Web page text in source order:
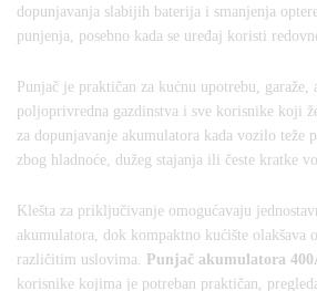
dopunjavanja slabijih baterija i smanjenja
punjenja, posebno kada se uređaj koristi
Punjač je praktičan za kućnu upotrebu, garaže,
poljoprivredna gazdinstva i sve korisnike koji
za dopunjavanje akumulatora kada vozilo teže
zbog hladnoće, dužeg stajanja ili česte kratke
Klešta za priključivanje omogućavaju
akumulatora, dok kompaktno kućište olakšava
različitim uslovima.
Punjač akumulatora
korisnike kojima je potreban praktičan,